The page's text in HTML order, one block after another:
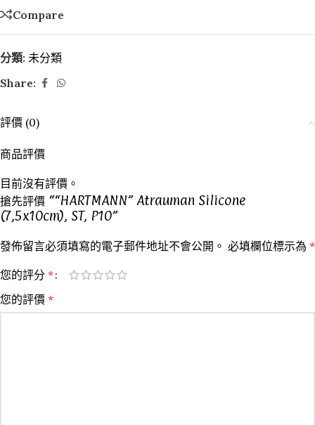
Compare
分類: 未分類
Share:
評價 (0)
商品評價
目前沒有評價。
搶先評價 ““HARTMANN” Atrauman Silicone
(7,5x10cm), ST, P10”
發佈留言必須填寫的電子郵件地址不會公開。 必填欄位標示為 *
您的評分 *
您的評價 *